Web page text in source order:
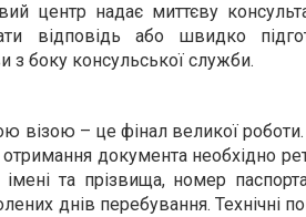
центр надає миттєву
відповідь або швидко
з боку консульської служби.
візою – це фінал великої
отримання документа необхідно
та прізвища, номер
днів перебування. Технічні